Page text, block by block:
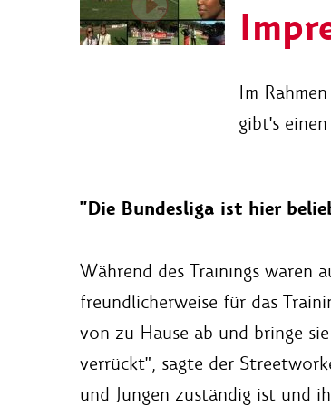
Im
gibt's
"Die Bundesliga ist hier
Während des Trainings waren
freundlicherweise für das
von zu Hause ab und bringe
verrückt", sagte der
und Jungen zuständig ist und